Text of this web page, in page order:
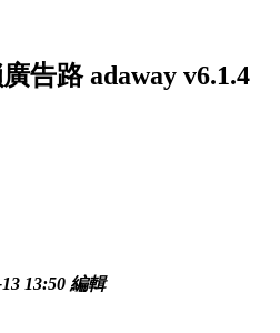
告路 adaway v6.1.4
13:50 編輯